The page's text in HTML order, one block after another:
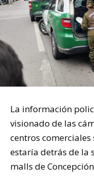
La información
visionado de las
centros
estaría detrás de la
malls de